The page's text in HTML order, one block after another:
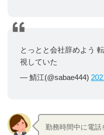
とっとと会社辞めよう
視していた
— 鯖江(@sabae444)
勤務時間中に電話